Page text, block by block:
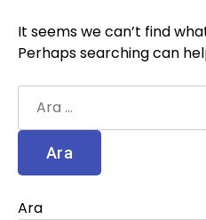
It seems we can’t find
Perhaps searching can
Ara